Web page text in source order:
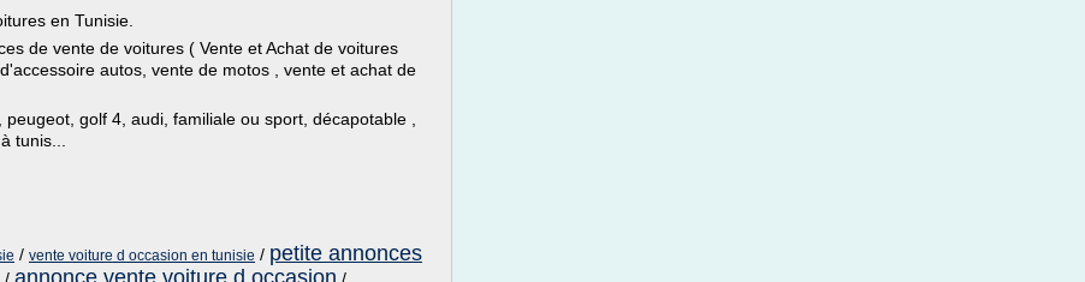
en Tunisie.
de vente de voitures ( Vente et Achat de voitures
autos, vente de motos , vente et achat de
golf 4, audi, familiale ou sport, décapotable ,
tunis...
/ vente voiture d occasion en tunisie / petite annonces
annonce vente voiture d occasion